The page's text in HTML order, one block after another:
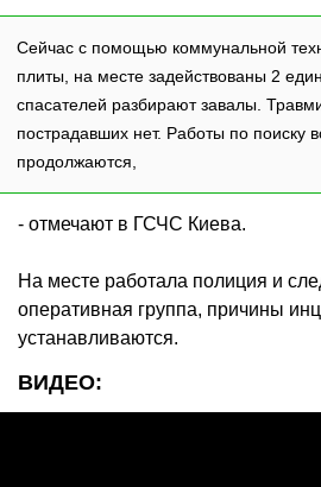
Сейчас с помощью коммунальной
плиты, на месте задействованы 2
спасателей разбирают завалы.
пострадавших нет. Работы по поиску
продолжаются,
- отмечают в ГСЧС Киева.
На месте работала полиция и
оперативная группа, причины
устанавливаются.
ВИДЕО: